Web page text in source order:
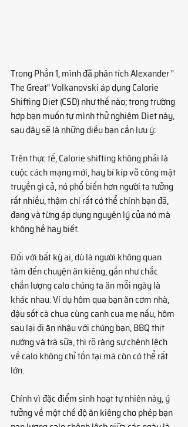
Trong Phần 1, mình đã phân tích Alexander "
The Great" Volkanovski áp dụng Calorie
Shifting Diet (CSD) như thế nào; trong trường
hợp bạn muốn tự mình thử nghiệm Diet này,
sau đây sẽ là những điều bạn cần lưu ý:
Trên thực tế, Calorie shifting không phải là
cuộc cách mạng mới, hay bí kíp võ công mật
truyền gì cả, nó phổ biến hơn người ta tưởng
rất nhiều, thậm chí rất có thể chính bạn đã,
đang và từng áp dụng nguyên lý của nó mà
không hề hay biết.
Đối với bất kỳ ai, dù là người không quan
tâm đến chuyện ăn kiêng, gần như chắc
chắn lượng calo chúng ta ăn mỗi ngày là
khác nhau. Ví dụ hôm qua bạn ăn cơm nhà,
đậu sốt cà chua cùng canh cua mẹ nấu, hôm
sau lại đi ăn nhậu với chúng bạn, BBQ thịt
nướng và trà sữa, thì rõ ràng sự chênh lệch
về calo không chỉ tồn tại mà còn có thể rất
lớn.
Chính vì đặc điểm sinh hoạt tự nhiên này, ý
tưởng về một chế độ ăn kiêng cho phép bạn